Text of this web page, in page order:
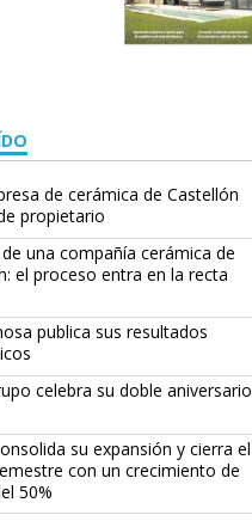
ATC.de cerámica de Castellón
propietario
una compañía cerámica de
el proceso entra en la recta
publica sus resultados
celebra su doble aniversario
su expansión y cierra el
con un crecimiento de
50%